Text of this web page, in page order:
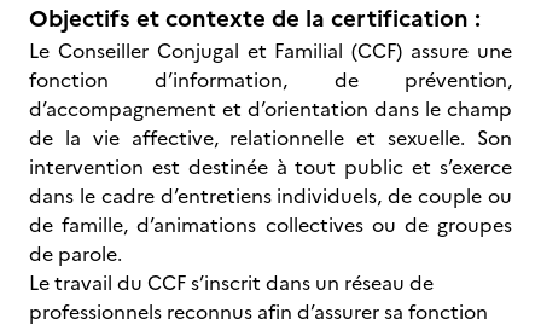
Objectifs et contexte de la certification :
Le Conseiller Conjugal et Familial (CCF) assure une
fonction d’information, de prévention,
d’accompagnement et d’orientation dans le champ
de la vie affective, relationnelle et sexuelle. Son
intervention est destinée à tout public et s’exerce
dans le cadre d’entretiens individuels, de couple ou
de famille, d’animations collectives ou de groupes
de parole.
Le travail du CCF s’inscrit dans un réseau de
professionnels reconnus afin d’assurer sa fonction